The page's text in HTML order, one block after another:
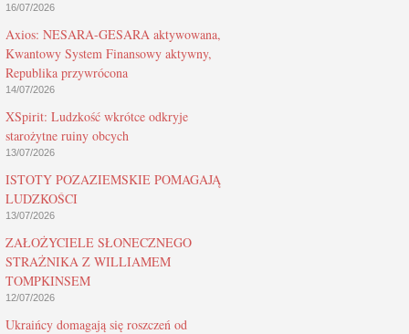
16/07/2026
Axios: NESARA-GESARA aktywowana,
Kwantowy System Finansowy aktywny,
Republika przywrócona
14/07/2026
XSpirit: Ludzkość wkrótce odkryje
starożytne ruiny obcych
13/07/2026
ISTOTY POZAZIEMSKIE POMAGAJĄ
LUDZKOŚCI
13/07/2026
ZAŁOŻYCIELE SŁONECZNEGO
STRAŻNIKA Z WILLIAMEM
TOMPKINSEM
12/07/2026
Ukraińcy domagają się roszczeń od